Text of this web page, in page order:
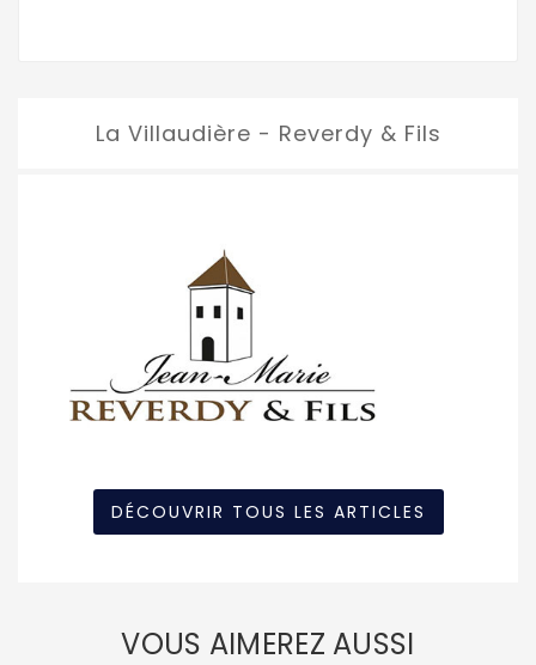
La Villaudière - Reverdy & Fils
DÉCOUVRIR TOUS LES ARTICLES
VOUS AIMEREZ AUSSI